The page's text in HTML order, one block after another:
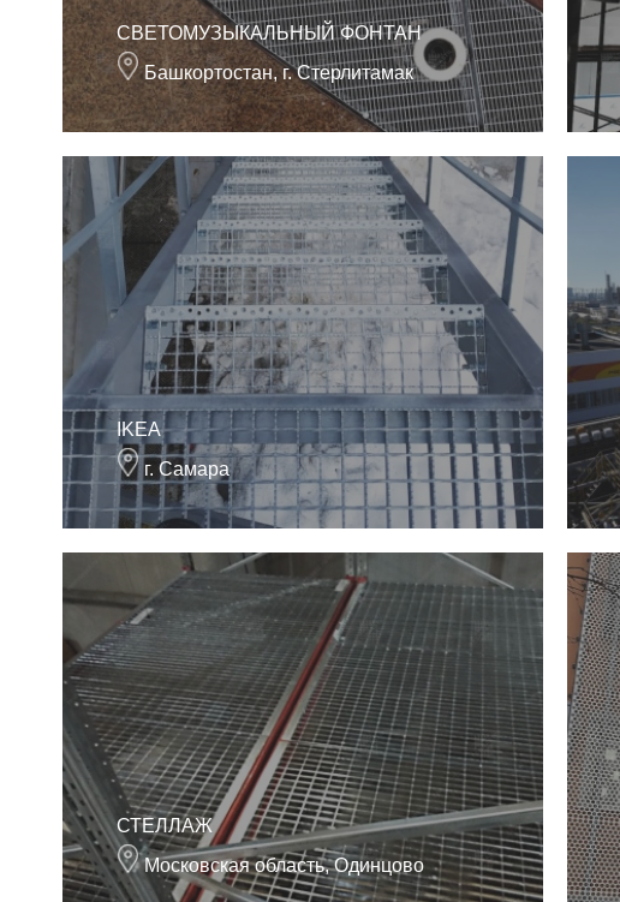
СВЕТОМУЗЫКАЛЬНЫЙ ФОНТАН
Башкортостан, г. Стерлитамак
IKEA
г. Самара
СТЕЛЛАЖ
Московская область, Одинцово